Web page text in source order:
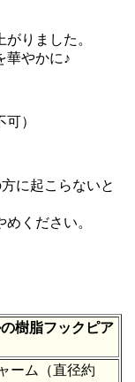
りました。
華やかに♪
）
に起こらないと
ください。
樹脂フックピア
ーム（直径約